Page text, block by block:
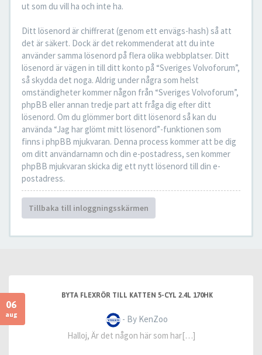
ut som du vill ha och inte ha.
Ditt lösenord är chiffrerat (genom ett envägs-hash) så att
det är säkert. Dock är det rekommenderat att du inte
använder samma lösenord på flera olika webbplatser. Ditt
lösenord är vägen in till ditt konto på “Sveriges Volvoforum”,
så skydda det noga. Aldrig under några som helst
omständigheter kommer någon från “Sveriges Volvoforum”,
phpBB eller annan tredje part att fråga dig efter ditt
lösenord. Om du glömmer bort ditt lösenord så kan du
använda “Jag har glömt mitt lösenord”-funktionen som
finns i phpBB mjukvaran. Denna process kommer att be dig
om ditt användarnamn och din e-postadress, sen kommer
phpBB mjukvaran skicka dig ett nytt lösenord till din e-
postadress.
Tillbaka till inloggningsskärmen
06
aug
BYTA FLEXRÖR TILL KATTEN 5-CYL 2.4L 170HK
- By KenZoo
Halloj, Är det någon här som har[…]